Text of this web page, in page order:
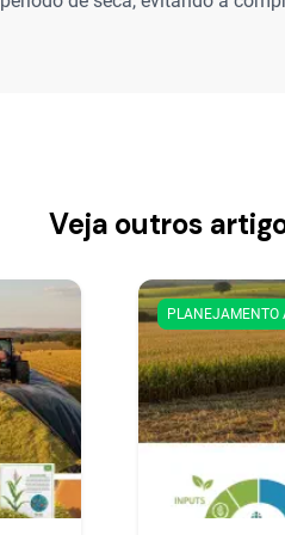
Veja outros
PLANEJAMENTO